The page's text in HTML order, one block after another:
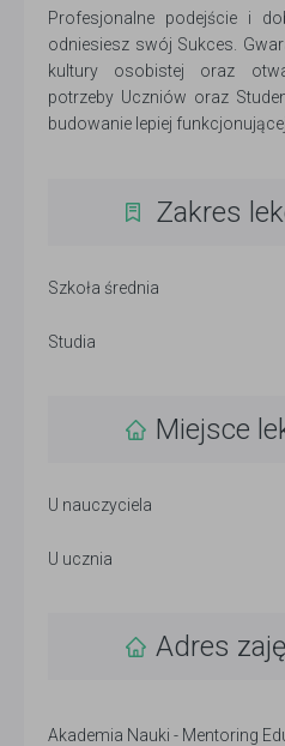
Profesjonalne podejście i
odniesiesz swój Sukces.
kultury osobistej oraz
potrzeby Uczniów oraz
budowanie lepiej
Zakres
Szkoła średnia
Studia
Miejsce
U nauczyciela
U ucznia
Adres
Akademia Nauki - Mentoring